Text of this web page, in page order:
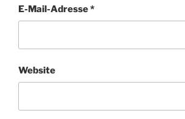
E-Mail-Adresse*
Website